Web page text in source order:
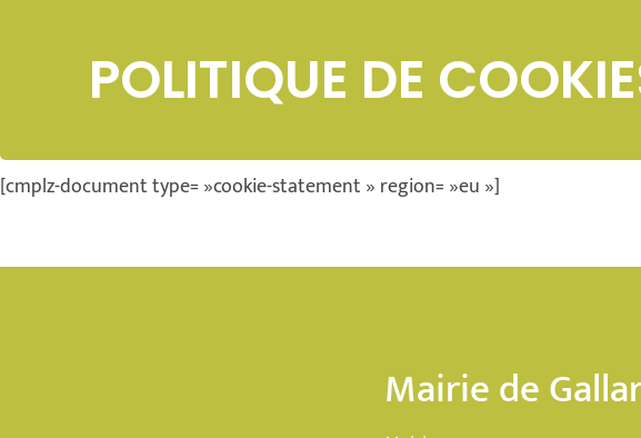
POLITIQUE DE
[cmplz-document type= »cookie-statement » region= »eu »]
Mairie de